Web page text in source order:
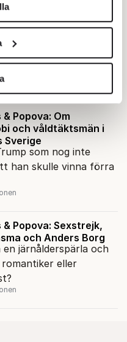
att anpassa innehållet
vår trafik. Vi
och annan
medier och
vi samarbetar med.
med annan
eller som de har
tjänster.
personuppgifter
inte din morsa. Eller?
Lindquist)
inte kan räkna.
som inte
skolan? Förortsrektorn
gästar
för att reda ut var
ligger.
Popova: Om
och våldtäktsmän i
Sverige
som nog inte
han skulle vinna förra
& Popova: Sexstrejk,
och Anders Borg
en järnålderspärla och
eller